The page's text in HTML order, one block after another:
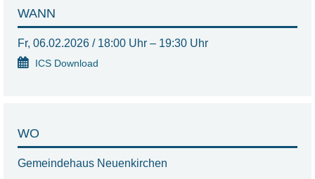
WANN
Fr, 06.02.2026 / 18:00 Uhr – 19:30 Uhr
ICS Download
WO
Gemeindehaus Neuenkirchen